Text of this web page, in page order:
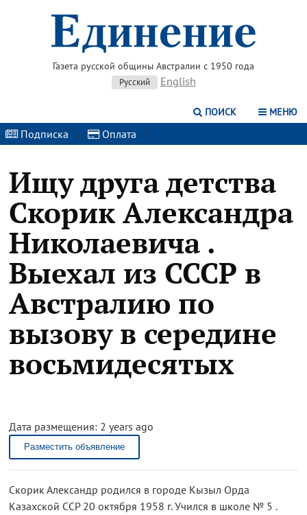
Газета русской общины Австралии с 1950 года
Русский English
ПОИСК МЕНЮ
Подписка | Оплата |
Ищу друга детства
Скорик Александра
Николаевича .
Выехал из СССР в
Австралию по
вызову в середине
восьмидесятых
Дата размещения: 2 years ago
Разместить объявление
Скорик Александр родился в городе Кызыл Орда
Казахской ССР 20 октября 1958 г. Учился в школе № 5 .